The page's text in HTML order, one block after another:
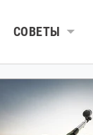
СОВЕТЫ